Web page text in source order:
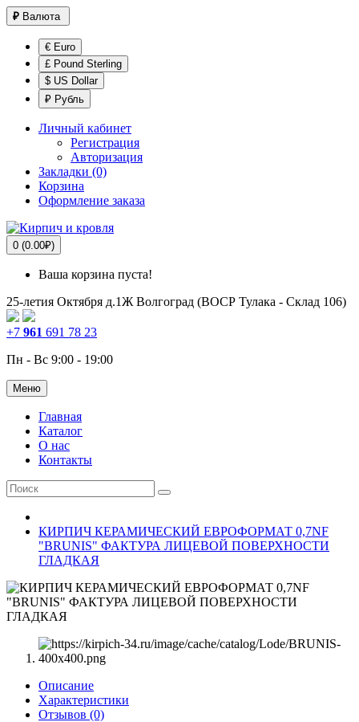
₽ Валюта
€ Euro
£ Pound Sterling
$ US Dollar
₽ Рубль
Личный кабинет
Регистрация
Авторизация
Закладки (0)
Корзина
Оформление заказа
0 (0.00₽)
Ваша корзина пуста!
25-летия Октября д.1Ж Волгоград (ВОСР Тулака - Склад 106)
+7 961 691 78 23
Пн - Вс 9:00 - 19:00
Меню
Главная
Каталог
О нас
Контакты
КИРПИЧ КЕРАМИЧЕСКИЙ ЕВРОФОРМАТ 0,7NF
"BRUNIS" ФАКТУРА ЛИЦЕВОЙ ПОВЕРХНОСТИ
ГЛАДКАЯ
Описание
Характеристики
Отзывов (0)